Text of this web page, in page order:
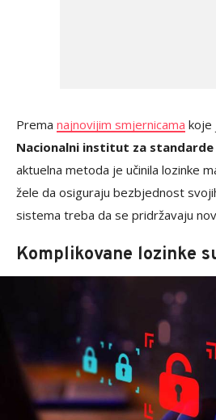
Prema najnovijim smjernicama koje
Nacionalni institut za
aktuelna metoda je učinila lozinke
žele da osiguraju bezbjednost
sistema treba da se pridržavaju
Komplikovane lozinke